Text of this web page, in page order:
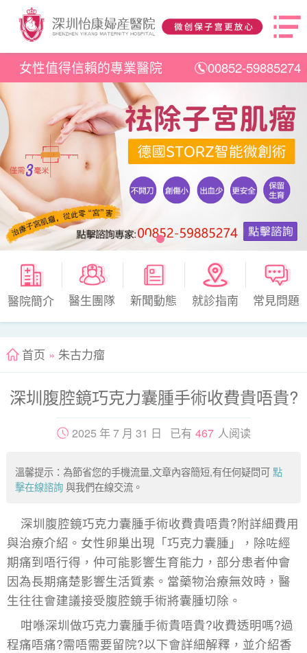
女性值得信賴的專業醫院 00852-59885274
醫院簡介 醫生團隊 新聞動態 就診指南 常見問題
首页 » 朱古力瘤
深圳腹腔鏡巧克力囊腫手術收費貴唔貴?
2025 年 7 月 31 日 已有 467 人阅读
溫馨提示：為節省您的手機流量,文章內容簡短,有任何疑問可點
擊在線諮詢 與我們在線交流。
深圳腹腔鏡巧克力囊腫手術收費貴唔貴?附詳細費用
與治療介紹。女性卵巢出現「巧克力囊腫」，除咗經
期痛到唔行得，仲可能影響生育能力，部分患者仲會
因為長期痛楚影響生活質素。當藥物治療無效時，醫
生往往會建議接受腹腔鏡手術將囊腫切除。
咁喺深圳做巧克力囊腫手術貴唔貴?收費透明嗎?過
程痛唔痛?需唔需要留院?以下會詳細解釋，並介紹香